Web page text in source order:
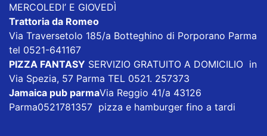
MERCOLEDI’ E GIOVEDÌ
Trattoria da Romeo
Via Traversetolo 185/a Botteghino di Porporano Parma
tel 0521-641167
PIZZA FANTASY SERVIZIO GRATUITO A DOMICILIO in
Via Spezia, 57 Parma TEL 0521. 257373
Jamaica pub parmaVia Reggio 41/a 43126
Parma0521781357 pizza e hamburger fino a tardi